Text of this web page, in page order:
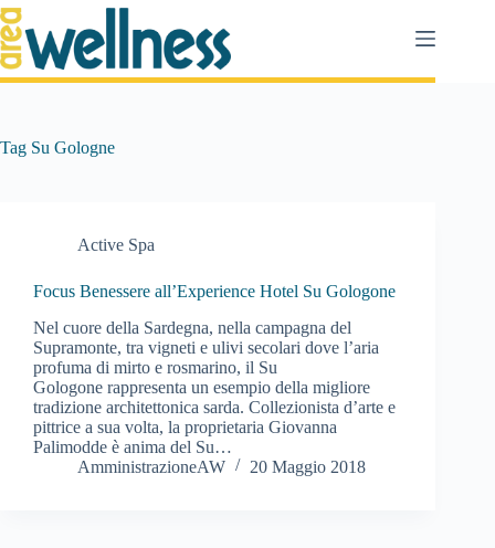
Salta
al
contenuto
Tag Su Gologne
Active Spa
Focus Benessere all’Experience Hotel Su Gologone
Nel cuore della Sardegna, nella campagna del
Supramonte, tra vigneti e ulivi secolari dove l’aria
profuma di mirto e rosmarino, il Su
Gologone rappresenta un esempio della migliore
tradizione architettonica sarda. Collezionista d’arte e
pittrice a sua volta, la proprietaria Giovanna
Palimodde è anima del Su…
AmministrazioneAW
20 Maggio 2018